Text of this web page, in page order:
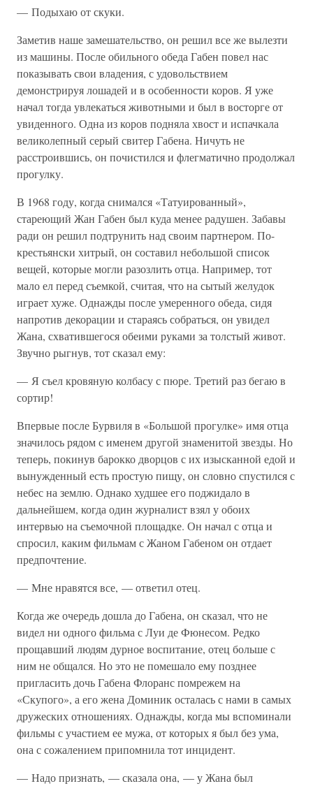
— Подыхаю от скуки.
Заметив наше замешательство, он решил все же вылезти
из машины. После обильного обеда Габен повел нас
показывать свои владения, с удовольствием
демонстрируя лошадей и в особенности коров. Я уже
начал тогда увлекаться животными и был в восторге от
увиденного. Одна из коров подняла хвост и испачкала
великолепный серый свитер Габена. Ничуть не
расстроившись, он почистился и флегматично продолжал
прогулку.
В 1968 году, когда снимался «Татуированный»,
стареющий Жан Габен был куда менее радушен. Забавы
ради он решил подтрунить над своим партнером. По-
крестьянски хитрый, он составил небольшой список
вещей, которые могли разозлить отца. Например, тот
мало ел перед съемкой, считая, что на сытый желудок
играет хуже. Однажды после умеренного обеда, сидя
напротив декорации и стараясь собраться, он увидел
Жана, схватившегося обеими руками за толстый живот.
Звучно рыгнув, тот сказал ему:
— Я съел кровяную колбасу с пюре. Третий раз бегаю в
сортир!
Впервые после Бурвиля в «Большой прогулке» имя отца
значилось рядом с именем другой знаменитой звезды. Но
теперь, покинув барокко дворцов с их изысканной едой и
вынужденный есть простую пищу, он словно спустился с
небес на землю. Однако худшее его поджидало в
дальнейшем, когда один журналист взял у обоих
интервью на съемочной площадке. Он начал с отца и
спросил, каким фильмам с Жаном Габеном он отдает
предпочтение.
— Мне нравятся все, — ответил отец.
Когда же очередь дошла до Габена, он сказал, что не
видел ни одного фильма с Луи де Фюнесом. Редко
прощавший людям дурное воспитание, отец больше с
ним не общался. Но это не помешало ему позднее
пригласить дочь Габена Флоранс помрежем на
«Скупого», а его жена Доминик осталась с нами в самых
дружеских отношениях. Однажды, когда мы вспоминали
фильмы с участием ее мужа, от которых я был без ума,
она с сожалением припомнила тот инцидент.
— Надо признать, — сказала она, — у Жана был